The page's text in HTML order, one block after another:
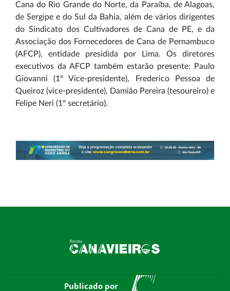
Cana do Rio Grande do Norte, da Paraíba, de Alagoas,
de Sergipe e do Sul da Bahia, além de vários dirigentes
do Sindicato dos Cultivadores de Cana de PE, e da
Associação dos Fornecedores de Cana de Pernambuco
(AFCP), entidade presidida por Lima. Os diretores
executivos da AFCP também estarão presente: Paulo
Giovanni (1º Vice-presidente), Frederico Pessoa de
Queiroz (vice-presidente), Damião Pereira (tesoureiro) e
Felipe Neri (1º secretário).
Publicado por